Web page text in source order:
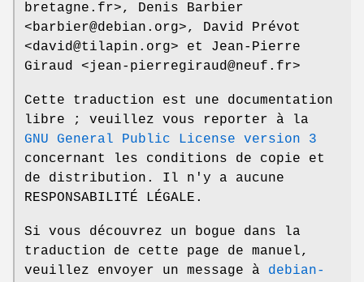
bretagne.fr>, Denis Barbier
<barbier@debian.org>, David Prévot
<david@tilapin.org> et Jean-Pierre
Giraud <jean-pierregiraud@neuf.fr>
Cette traduction est une documentation
libre ; veuillez vous reporter à la
GNU General Public License version 3
concernant les conditions de copie et
de distribution. Il n'y a aucune
RESPONSABILITÉ LÉGALE.
Si vous découvrez un bogue dans la
traduction de cette page de manuel,
veuillez envoyer un message à debian-